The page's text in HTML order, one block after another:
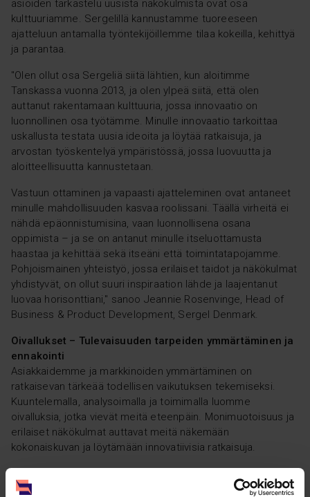
asioiden tarkastelu uusista näkökulmista ovat osa
kulttuuriamme. Sergelillä kannustamme tuoreeseen
ajatteluun antamalla työntekijöillemme tilaa kokeilla, kehittyä
ja parantaa.
"Olen ollut osa Sergeliä siitä lähtien, kun aloitimme
Tanskassa vuonna 2013, ja olen ylpeä siitä, että olen
auttanut rakentamaan kulttuuria, jossa innovaatio on
luonnollinen osa työtämme. Minulle innovaatio tarkoittaa
uskallusta testata uusia ideoita ja löytää ratkaisuja, ja
arvostan työskentelyä ympäristössä, jossa luovuutta ja
aloitteellisuutta kannustetaan.
Vastuun ottaminen ja vapaasti ajatteleminen ovat antaneet
minulle mahdollisuuden kasvaa roolissani. Täällä virheitä ei
nähdä epäonnistumisina, vaan luonnollisena osana
oppimista – ja se on antanut minulle itseluottamusta
haastaa ja kehittää sekä itseäni että toimintatapojamme.
Pohjoismainen yhteistyö, jossa erilaiset taidot ja näkökulmat
yhdistyvät, on ollut suuri inspiraation lähde ja laajentanut
luovaa horisonttiani," sanoo Jeannie Rosenvinge, Head of
Business & Product Development, Sergel Denmark.
Oivallukset – Tulevaisuuden tarpeiden ymmärtäminen ja
ennakointi
Asiakkaidemme ja markkinoiden ymmärtäminen on
ratkaisevan tärkeää todellisen vaikutuksen tekemiseksi.
Kuuntelemalla, analysoimalla ja toimimalla luomme
oivalluksia, jotka vievät meitä eteenpäin. Monimuotoisuus ja
erilaiset näkökulmat auttavat meitä näkemään
kokonaiskuvan ja löytämään innovatiivisia ratkaisuja.
kasvaa, syventää markkinaymmärrystäni ja tuoda esiin